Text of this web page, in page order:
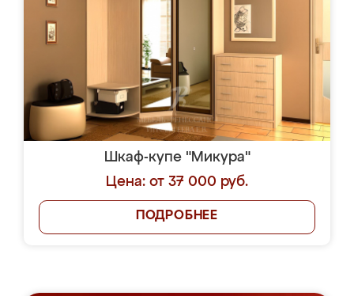
Шкаф-купе "Микура"
Цена: от 37 000 руб.
ПОДРОБНЕЕ